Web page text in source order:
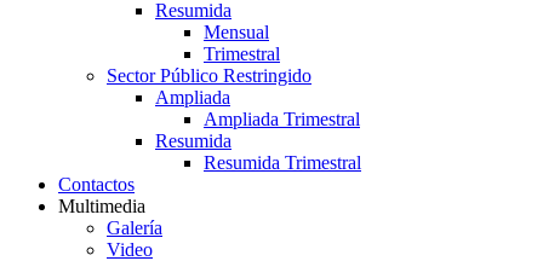
Resumida
Mensual
Trimestral
Sector Público Restringido
Ampliada
Ampliada Trimestral
Resumida
Resumida Trimestral
Contactos
Multimedia
Galería
Video